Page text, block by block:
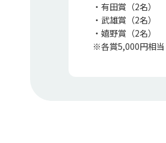
・有田賞（2名）
・武雄賞（2名）
・嬉野賞（2名）
※各賞5,000円相当